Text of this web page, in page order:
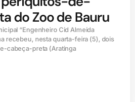
do Zoo de Bauru
“Engenheiro Cid Almeida
recebeu, nesta quarta-feira (5), dois
cabeça-preta (Aratinga